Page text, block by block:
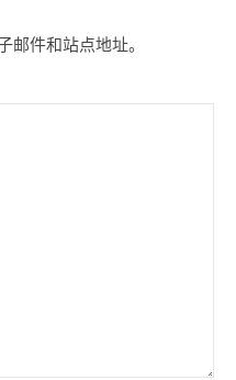
邮件和站点地址。